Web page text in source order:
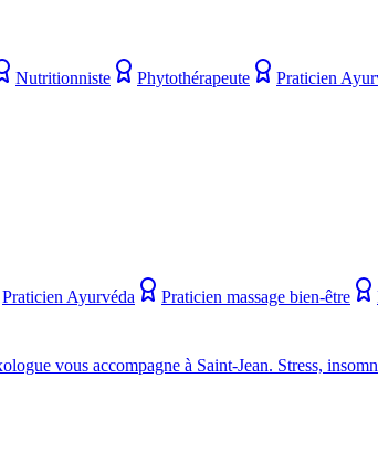
Nutritionniste Phytothérapeute Praticien
Praticien Ayurvéda Praticien massage bien-être
vous accompagne à Saint-Jean. Stress,